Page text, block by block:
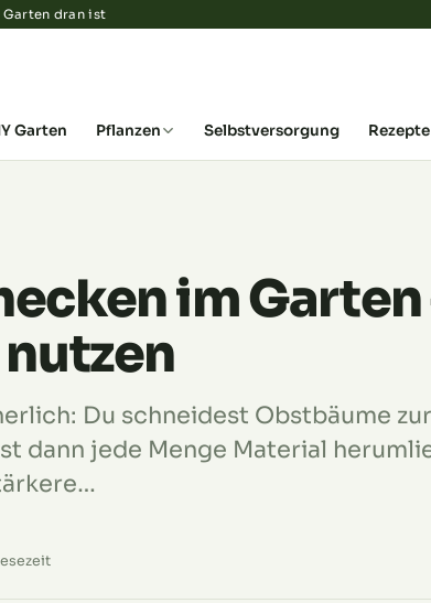
Garten dran ist
Garten Pflanzen Selbstversorgung Rezepte
im
Du schneidest Obstbäume
dann jede Menge Material